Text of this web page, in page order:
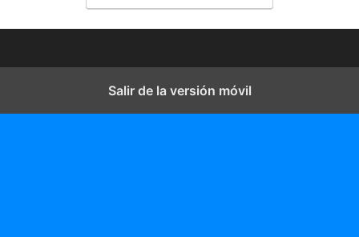
Salir de la versión móvil